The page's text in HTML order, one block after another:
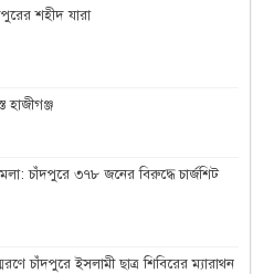
শহীদ যারা
হাজীগঞ্জ
চাঁদপুরে ৩৭৮ জনের বিরুদ্ধে চার্জশিট
চাঁদপুরে ইসলামী ছাত্র শিবিরের ম্যারাথন